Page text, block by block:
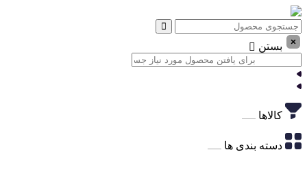
بستن
کالاها
دسته بندی ها